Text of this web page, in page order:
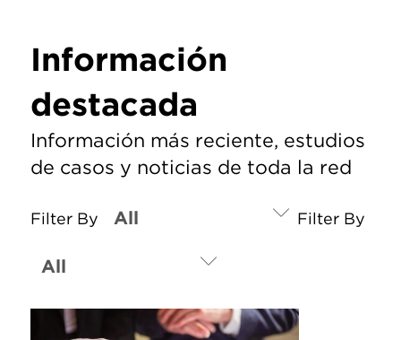
Información
destacada
Información más reciente, estudios
de casos y noticias de toda la red
Filter By Filter By